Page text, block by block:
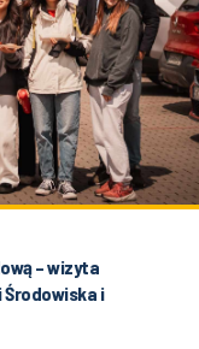
– wizyta
Środowiska i